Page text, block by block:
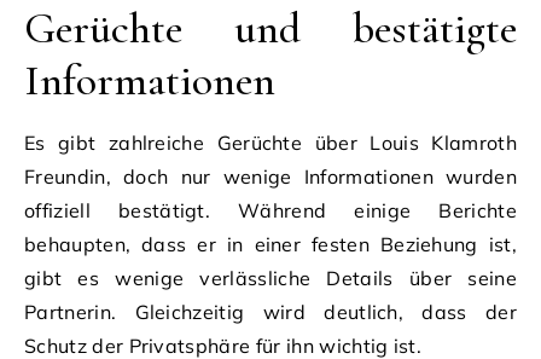
Gerüchte und bestätigte
Informationen
Es gibt zahlreiche Gerüchte über Louis Klamroth
Freundin, doch nur wenige Informationen wurden
offiziell bestätigt. Während einige Berichte
behaupten, dass er in einer festen Beziehung ist,
gibt es wenige verlässliche Details über seine
Partnerin. Gleichzeitig wird deutlich, dass der
Schutz der Privatsphäre für ihn wichtig ist.